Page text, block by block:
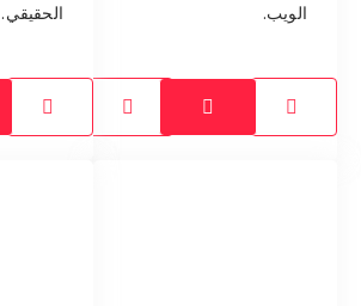
الويب.
الحقيقي.